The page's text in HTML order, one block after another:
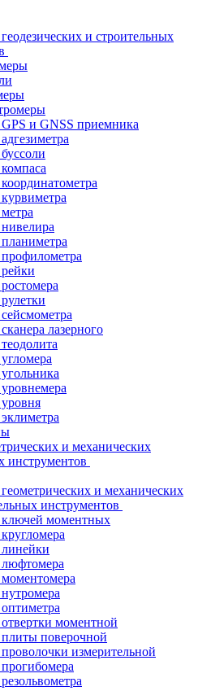
и строительных
и GNSS приемника
лазерного
и механических
инструментов
и механических
инструментов
моментных
моментной
поверочной
измерительной